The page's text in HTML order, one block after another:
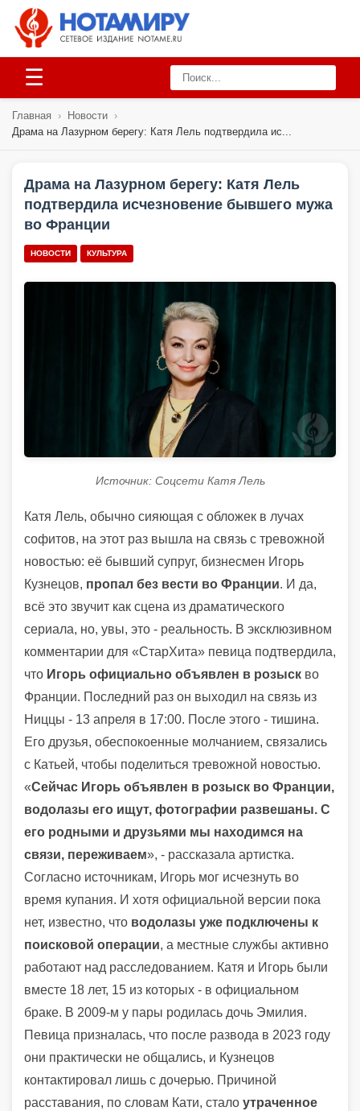
☰
Главная › Новости ›
Драма на Лазурном берегу: Катя Лель подтвердила ис...
Драма на Лазурном берегу: Катя Лель
подтвердила исчезновение бывшего мужа
во Франции
НОВОСТИ КУЛЬТУРА
Источник: Соцсети Катя Лель
Катя Лель, обычно сияющая с обложек в лучах
софитов, на этот раз вышла на связь с тревожной
новостью: её бывший супруг, бизнесмен Игорь
Кузнецов, пропал без вести во Франции. И да,
всё это звучит как сцена из драматического
сериала, но, увы, это - реальность. В эксклюзивном
комментарии для «СтарХита» певица подтвердила,
что Игорь официально объявлен в розыск во
Франции. Последний раз он выходил на связь из
Ниццы - 13 апреля в 17:00. После этого - тишина.
Его друзья, обеспокоенные молчанием, связались
с Катьей, чтобы поделиться тревожной новостью.
«Сейчас Игорь объявлен в розыск во Франции,
водолазы его ищут, фотографии развешаны. С
его родными и друзьями мы находимся на
связи, переживаем», - рассказала артистка.
Согласно источникам, Игорь мог исчезнуть во
время купания. И хотя официальной версии пока
нет, известно, что водолазы уже подключены к
поисковой операции, а местные службы активно
работают над расследованием. Катя и Игорь были
вместе 18 лет, 15 из которых - в официальном
браке. В 2009-м у пары родилась дочь Эмилия.
Певица призналась, что после развода в 2023 году
они практически не общались, и Кузнецов
контактировал лишь с дочерью. Причиной
расставания, по словам Кати, стало утраченное